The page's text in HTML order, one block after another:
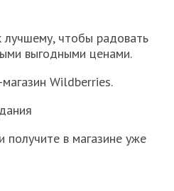
чтобы радовать
выгодными ценами.
Wildberries.
получите в магазине уже